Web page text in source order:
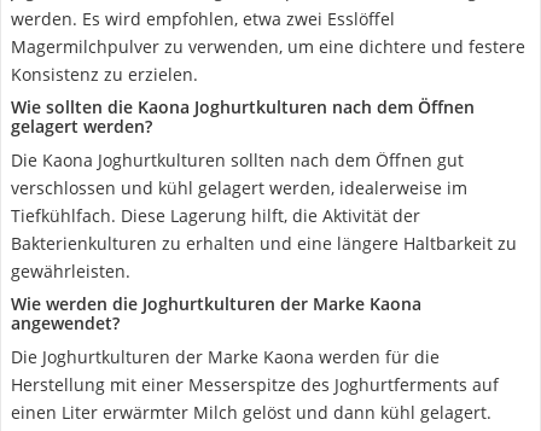
werden. Es wird empfohlen, etwa zwei Esslöffel
Magermilchpulver zu verwenden, um eine dichtere und festere
Konsistenz zu erzielen.
Wie sollten die Kaona Joghurtkulturen nach dem Öffnen
gelagert werden?
Die Kaona Joghurtkulturen sollten nach dem Öffnen gut
verschlossen und kühl gelagert werden, idealerweise im
Tiefkühlfach. Diese Lagerung hilft, die Aktivität der
Bakterienkulturen zu erhalten und eine längere Haltbarkeit zu
gewährleisten.
Wie werden die Joghurtkulturen der Marke Kaona
angewendet?
Die Joghurtkulturen der Marke Kaona werden für die
Herstellung mit einer Messerspitze des Joghurtferments auf
einen Liter erwärmter Milch gelöst und dann kühl gelagert.